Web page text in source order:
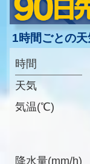
1時間ごとの天
時間
天気
気温(℃)
降水量(mm/h)